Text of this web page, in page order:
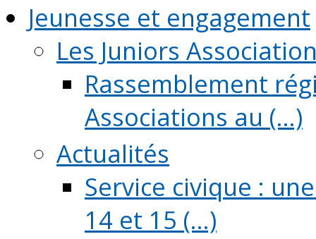
Jeunesse et engagement
Les Juniors
Rassemblement
Associations au (...)
Actualités
Service civique :
14 et 15 (...)